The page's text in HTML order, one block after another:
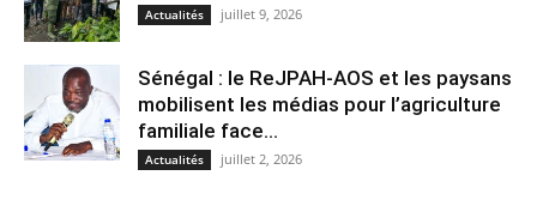
Actualités juillet 9, 2026
Sénégal : le ReJPAH-AOS et les paysans
mobilisent les médias pour l’agriculture
familiale face...
Actualités juillet 2, 2026